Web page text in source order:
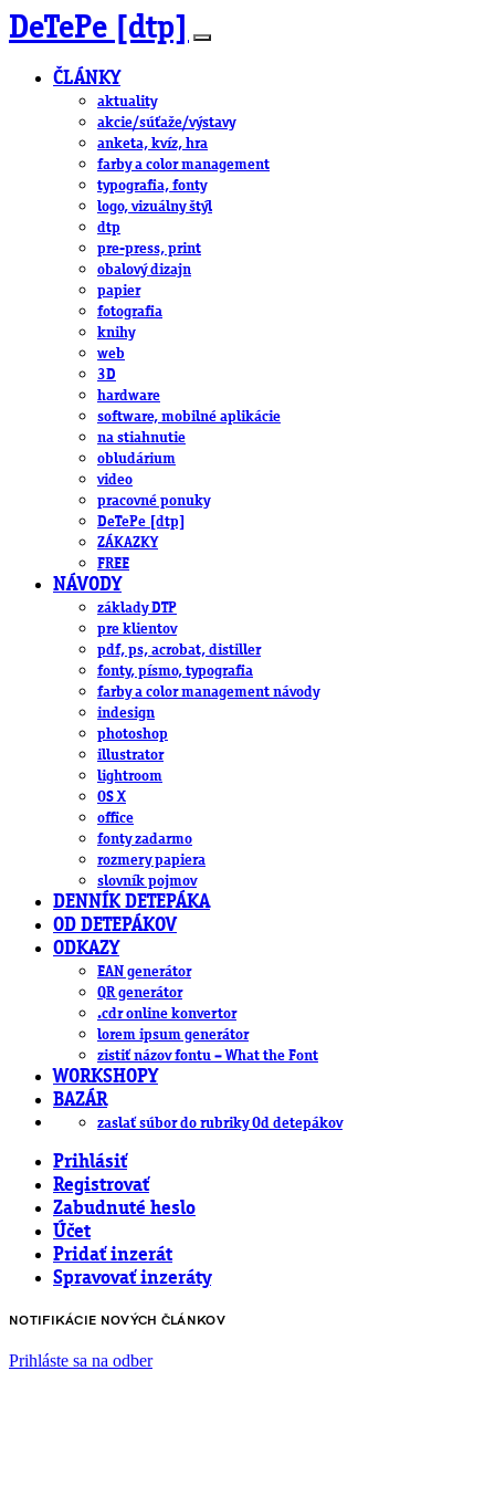
DeTePe [dtp]
ČLÁNKY
aktuality
akcie/súťaže/výstavy
anketa, kvíz, hra
farby a color management
typografia, fonty
logo, vizuálny štýl
dtp
pre-press, print
obalový dizajn
papier
fotografia
knihy
web
3D
hardware
software, mobilné aplikácie
na stiahnutie
obludárium
video
pracovné ponuky
DeTePe [dtp]
ZÁKAZKY
FREE
NÁVODY
základy DTP
pre klientov
pdf, ps, acrobat, distiller
fonty, písmo, typografia
farby a color management návody
indesign
photoshop
illustrator
lightroom
OS X
office
fonty zadarmo
rozmery papiera
slovník pojmov
DENNÍK DETEPÁKA
OD DETEPÁKOV
ODKAZY
EAN generátor
QR generátor
.cdr online konvertor
lorem ipsum generátor
zistiť názov fontu – What the Font
WORKSHOPY
BAZÁR
zaslať súbor do rubriky Od detepákov
Prihlásiť
Registrovať
Zabudnuté heslo
Účet
Pridať inzerát
Spravovať inzeráty
NOTIFIKÁCIE NOVÝCH ČLÁNKOV
Prihláste sa na odber